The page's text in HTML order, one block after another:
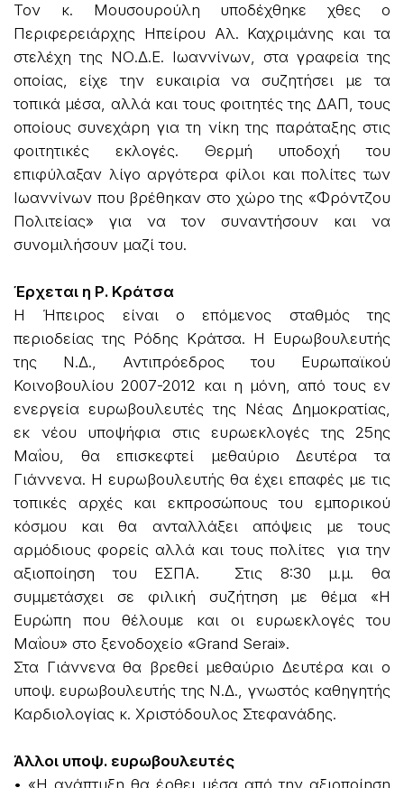
Τον κ. Μουσουρούλη υποδέχθηκε χθες ο
Περιφερειάρχης Ηπείρου Αλ. Καχριμάνης και τα
στελέχη της ΝΟ.Δ.Ε. Ιωαννίνων, στα γραφεία της
οποίας, είχε την ευκαιρία να συζητήσει με τα
τοπικά μέσα, αλλά και τους φοιτητές της ΔΑΠ, τους
οποίους συνεχάρη για τη νίκη της παράταξης στις
φοιτητικές εκλογές. Θερμή υποδοχή του
επιφύλαξαν λίγο αργότερα φίλοι και πολίτες των
Ιωαννίνων που βρέθηκαν στο χώρο της «Φρόντζου
Πολιτείας» για να τον συναντήσουν και να
συνομιλήσουν μαζί του.
Έρχεται η Ρ. Κράτσα
Η Ήπειρος είναι ο επόμενος σταθμός της
περιοδείας της Ρόδης Κράτσα. Η Ευρωβουλευτής
της Ν.Δ., Αντιπρόεδρος του Ευρωπαϊκού
Κοινοβουλίου 2007-2012 και η μόνη, από τους εν
ενεργεία ευρωβουλευτές της Νέας Δημοκρατίας,
εκ νέου υποψήφια στις ευρωεκλογές της 25ης
Μαΐου, θα επισκεφτεί μεθαύριο Δευτέρα τα
Γιάννενα. Η ευρωβουλευτής θα έχει επαφές με τις
τοπικές αρχές και εκπροσώπους του εμπορικού
κόσμου και θα ανταλλάξει απόψεις με τους
αρμόδιους φορείς αλλά και τους πολίτες για την
αξιοποίηση του ΕΣΠΑ. Στις 8:30 μ.μ. θα
συμμετάσχει σε φιλική συζήτηση με θέμα «Η
Ευρώπη που θέλουμε και οι ευρωεκλογές του
Μαΐου» στο ξενοδοχείο «Grand Serai».
Στα Γιάννενα θα βρεθεί μεθαύριο Δευτέρα και ο
υποψ. ευρωβουλευτής της Ν.Δ., γνωστός καθηγητής
Καρδιολογίας κ. Χριστόδουλος Στεφανάδης.
Άλλοι υποψ. ευρωβουλευτές